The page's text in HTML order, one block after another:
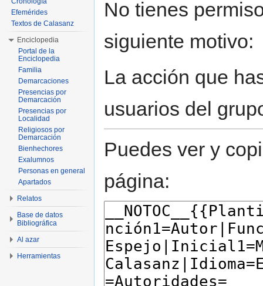
No tienes
siguiente motivo:
La acción que
usuarios del
Puedes ver y
página:
Efemérides
Textos de Calasanz
Enciclopedia
Portal de la
Enciclopedia
Familia
Demarcaciones
Presencias por
Demarcación
Presencias por
Localidad
Religiosos por
Demarcación
Bienhechores
Exalumnos
Personas en general
Apartados
Relatos
Base de datos
Bibliográfica
Al azar
Herramientas